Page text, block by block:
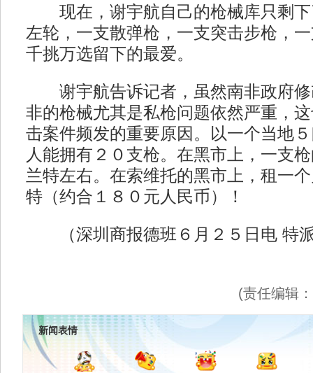
现在，谢宇航自己的枪械库只剩
左轮，一支散弹枪，一支突击步枪，
千挑万选留下的最爱。
谢宇航告诉记者，虽然南非政府修
非的枪械尤其是私枪问题依然严重，
击案件频发的重要原因。以一个当地
人能拥有２０支枪。在黑市上，一支
兰特左右。在索维托的黑市上，租一
特（约合１８０元人民币）！
（深圳商报德班６月２５日电 特
(责任编辑
新闻表情